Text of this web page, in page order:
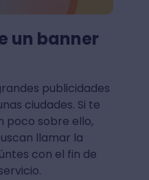
un banner
publicidades
ciudades. Si te
poco sobre ello,
llamar la
con el fin de